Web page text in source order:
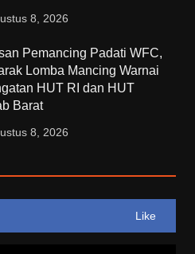
8, 2026
Pemancing Padati WFC,
Lomba Mancing Warnai
HUT RI dan HUT
Barat
8, 2026
Like